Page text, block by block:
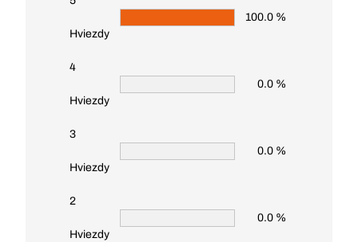
Hviezdy
100.0 %
4
Hviezdy
0.0 %
3
Hviezdy
0.0 %
2
Hviezdy
0.0 %